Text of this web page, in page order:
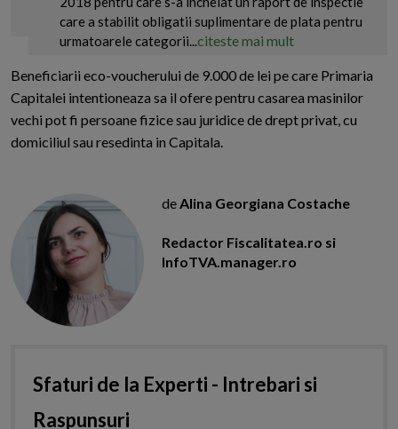
care a stabilit obligatii suplimentare de plata pentru
urmatoarele categorii...citeste mai mult
Beneficiarii eco-voucherului de 9.000 de lei pe care Primaria
Capitalei intentioneaza sa il ofere pentru casarea masinilor
vechi pot fi persoane fizice sau juridice de drept privat, cu
domiciliul sau resedinta in Capitala.
deAlina Georgiana Costache
Redactor Fiscalitatea.ro si
InfoTVA.manager.ro
Sfaturi de la Experti - Intrebari si
Raspunsuri